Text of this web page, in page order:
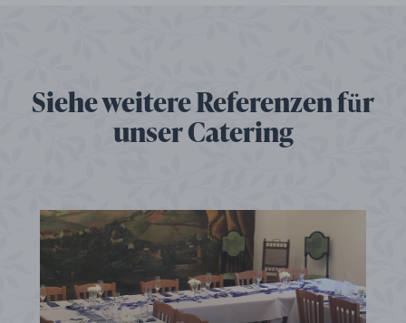
Siehe weitere Referenzen für
unser Catering